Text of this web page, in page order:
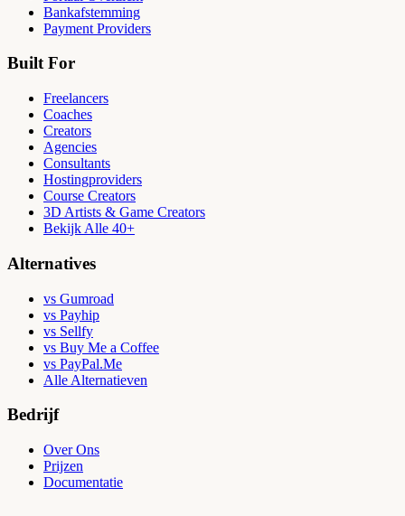
Bankafstemming
Payment Providers
Built For
Freelancers
Coaches
Creators
Agencies
Consultants
Hostingproviders
Course Creators
3D Artists & Game Creators
Bekijk Alle 40+
Alternatives
vs Gumroad
vs Payhip
vs Sellfy
vs Buy Me a Coffee
vs PayPal.Me
Alle Alternatieven
Bedrijf
Over Ons
Prijzen
Documentatie